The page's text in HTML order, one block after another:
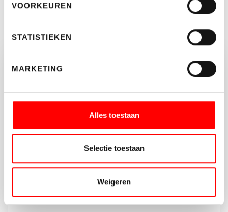
VOORKEUREN
STATISTIEKEN
MARKETING
Alles toestaan
Selectie toestaan
Weigeren
Vragen of opmerkingen?
Neem vrijblijvend contact op met Waltmann
Makelaars.